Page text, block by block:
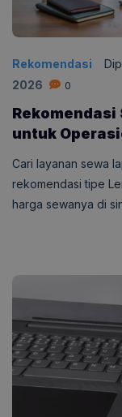
Rekomendasi
2026
0
Rekomendasi
untuk
Cari layanan sewa
rekomendasi tipe
harga sewanya di